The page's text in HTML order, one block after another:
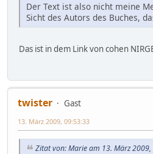
Der Text ist also nicht meine
Sicht des Autors des Buches,
Das ist in dem Link von cohen
twister
Gast
13. März 2009, 09:53:33
Zitat von: Marie am 13. März